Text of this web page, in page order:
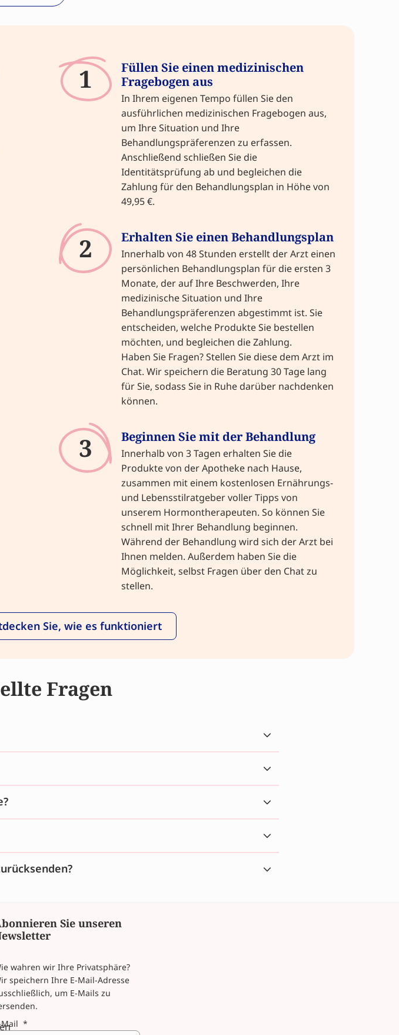
1
Füllen Sie einen medizinischen
Fragebogen aus
In Ihrem eigenen Tempo füllen Sie den
ausführlichen medizinischen Fragebogen aus,
um Ihre Situation und Ihre
Behandlungspräferenzen zu erfassen.
Anschließend schließen Sie die
Identitätsprüfung ab und begleichen die
Zahlung für den Behandlungsplan in Höhe von
49,95 €.
2 Erhalten Sie einen Behandlungsplan
Innerhalb von 48 Stunden erstellt der Arzt einen
persönlichen Behandlungsplan für die ersten 3
Monate, der auf Ihre Beschwerden, Ihre
medizinische Situation und Ihre
Behandlungspräferenzen abgestimmt ist. Sie
entscheiden, welche Produkte Sie bestellen
möchten, und begleichen die Zahlung.
Haben Sie Fragen? Stellen Sie diese dem Arzt im
Chat. Wir speichern die Beratung 30 Tage lang
für Sie, sodass Sie in Ruhe darüber nachdenken
können.
3 Beginnen Sie mit der Behandlung
Innerhalb von 3 Tagen erhalten Sie die
Produkte von der Apotheke nach Hause,
zusammen mit einem kostenlosen Ernährungs-
und Lebensstilratgeber voller Tipps von
unserem Hormontherapeuten. So können Sie
schnell mit Ihrer Behandlung beginnen.
Während der Behandlung wird sich der Arzt bei
Ihnen melden. Außerdem haben Sie die
Möglichkeit, selbst Fragen über den Chat zu
stellen.
Sie, wie es funktioniert
Fragen
Sie unseren
Mail *
wahren wir Ihre Privatsphäre?
speichern Ihre E-Mail-Adresse
um E-Mails zu